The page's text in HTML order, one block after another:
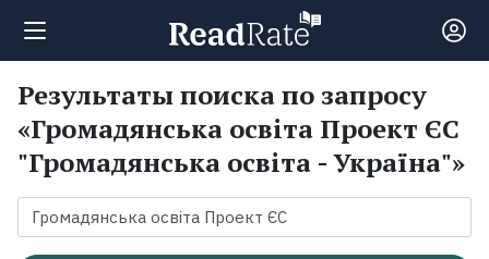
Поиск
Новости
Рейтинги
Результаты поиска по запросу
«Громадянська освіта Проект ЄС
"Громадянська освіта - Україна"»